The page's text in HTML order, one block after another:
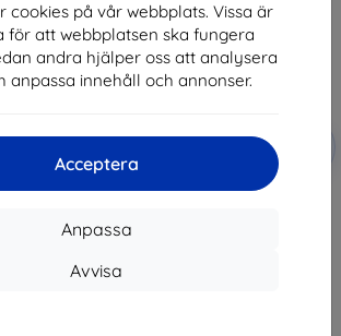
cookies på vår webbplats. Vissa är
för att webbplatsen ska fungera
andra hjälper oss att analysera
anpassa innehåll och annonser.
Acceptera
Anpassa
Avvisa
snabbfäste
SMART5
Sunnylife Mount for OSMO